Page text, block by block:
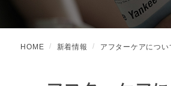
HOME 新着情報 アフターケアについ